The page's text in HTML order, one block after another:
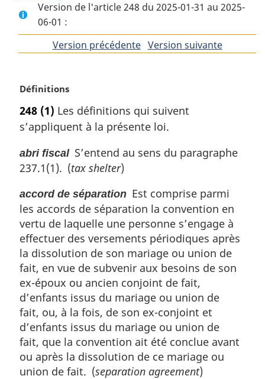
Version de l'article 248 du 2025-01-31 au 2025-
06-01 :
Version précédentedeVersion suivantede
N
t
e
a
r
i
n
a
e
:
Définitions
248 (1) Les définitions qui suivent
s’appliquent à la présente loi.
abri fiscalS’entend au sens du paragraphe
237.1(1). (tax shelter)
accord de séparation Est comprise parmi
les accords de séparation la convention en
vertu de laquelle une personne s’engage à
effectuer des versements périodiques après
la dissolution de son mariage ou union de
fait, en vue de subvenir aux besoins de son
ex-époux ou ancien conjoint de fait,
d’enfants issus du mariage ou union de
fait, ou, à la fois, de son ex-conjoint et
d’enfants issus du mariage ou union de
fait, que la convention ait été conclue avant
ou après la dissolution de ce mariage ou
union de fait. (separation agreement)